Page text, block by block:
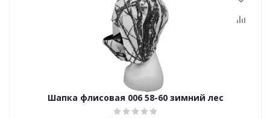
Шапка флисовая 006 58-60 зимний лес